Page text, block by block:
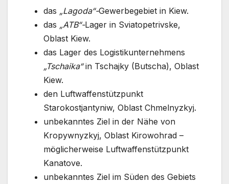
das „Lagoda“-Gewerbegebiet in Kiew.
das „ATB“-Lager in Sviatopetrivske,
Oblast Kiew.
das Lager des Logistikunternehmens
„Tschaika“in Tschajky (Butscha), Oblast
Kiew.
den Luftwaffenstützpunkt
Starokostjantyniw, Oblast Chmelnyzkyj.
unbekanntes Ziel in der Nähe von
Kropywnyzkyj, Oblast Kirowohrad –
möglicherweise Luftwaffenstützpunkt
Kanatove.
unbekanntes Ziel im Süden des Gebiets